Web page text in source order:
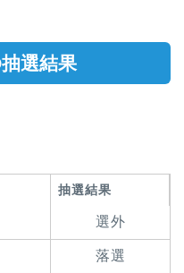
選結果
抽選結果
選外
落選